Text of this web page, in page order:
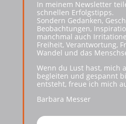
In meinem Newsletter
schnellen Erfolgstipps.
Sondern Gedanken,
Beobachtungen,
manchmal auch
Freiheit, Verantwortung,
Wandel und das
Wenn du Lust hast, mich
begleiten und gespannt
entsteht, freue ich mich
Barbara Messer